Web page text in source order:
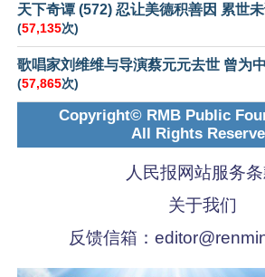
天下奇谭 (572) 忍让美德积善因 累世
(57,135次)
歌唱家刘维维与导演蔡元元去世 曾为
(57,865次)
Copyright© RMB Public
All Rights
人民报网站服务
关于我们
反馈信箱：